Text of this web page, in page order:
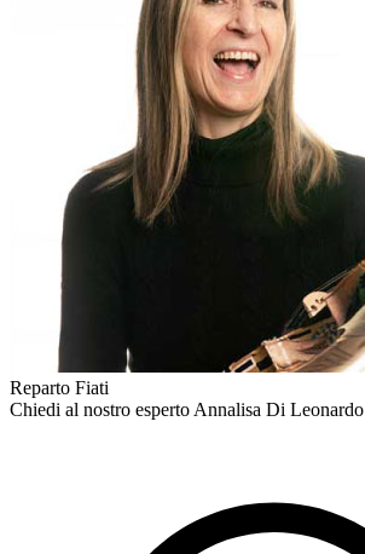
Reparto Fiati
Chiedi al nostro espertoAnnalisa Di Leonardo